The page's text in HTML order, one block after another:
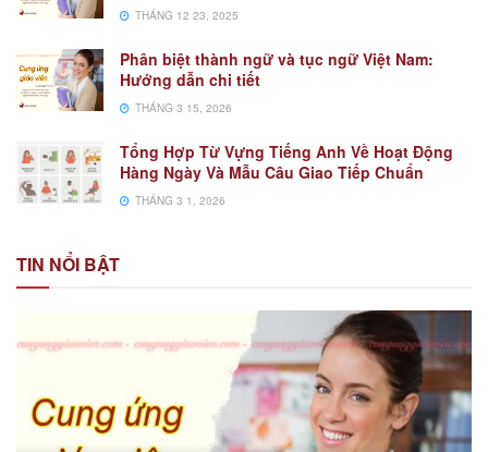
THÁNG 12 23, 2025
Phân biệt thành ngữ và tục ngữ Việt Nam:
Hướng dẫn chi tiết
THÁNG 3 15, 2026
Tổng Hợp Từ Vựng Tiếng Anh Về Hoạt Động
Hàng Ngày Và Mẫu Câu Giao Tiếp Chuẩn
THÁNG 3 1, 2026
TIN NỔI BẬT